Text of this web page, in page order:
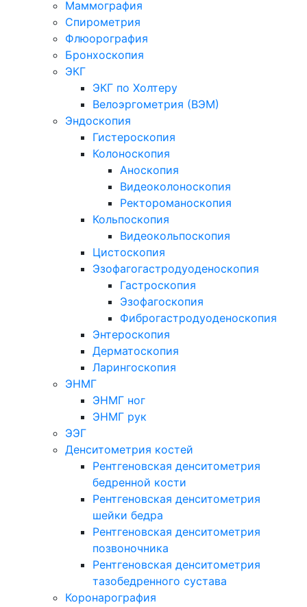
Маммография
Спирометрия
Флюорография
Бронхоскопия
ЭКГ
ЭКГ по Холтеру
Велоэргометрия (ВЭМ)
Эндоскопия
Гистероскопия
Колоноскопия
Аноскопия
Видеоколоноскопия
Ректороманоскопия
Кольпоскопия
Видеокольпоскопия
Цистоскопия
Эзофагогастродуоденоскопия
Гастроскопия
Эзофагоскопия
Фиброгастродуоденоскопия
Энтероскопия
Дерматоскопия
Ларингоскопия
ЭНМГ
ЭНМГ ног
ЭНМГ рук
ЭЭГ
Денситометрия костей
Рентгеновская денситометрия
бедренной кости
Рентгеновская денситометрия
шейки бедра
Рентгеновская денситометрия
позвоночника
Рентгеновская денситометрия
тазобедренного сустава
Коронарография